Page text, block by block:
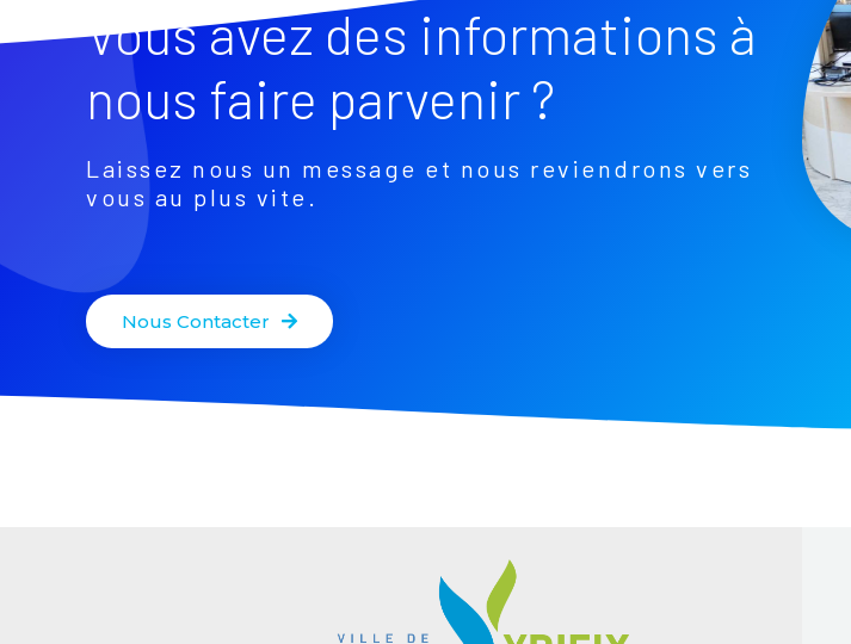
Vous avez des informations à
nous faire parvenir ?
Laissez nous un message et nous reviendrons vers
vous au plus vite.
Nous Contacter